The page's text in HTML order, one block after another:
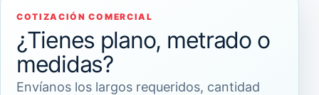
COTIZACIÓN COMERCIAL
¿Tienes plano, metrado o
medidas?
Envíanos los largos requeridos, cantidad